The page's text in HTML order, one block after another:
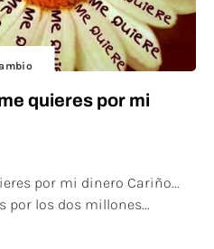
quieres por mi
por mi dinero Cariño...
por los dos millones...